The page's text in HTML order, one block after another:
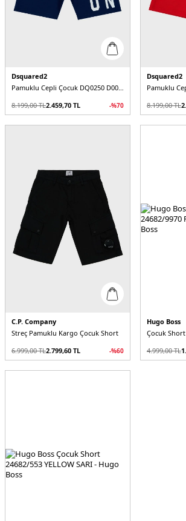
Dsquared2
Pamuklu Cepli Çocuk DQ0250 D002Y Short
8.199,00TL2.459,70 TL -%70
Dsquared2
8.199,00TL
C.P. Company
Streç Pamuklu Kargo Çocuk Short
6.999,00TL2.799,60 TL -%60
Hugo Boss
Çocuk Short
4.999,00TL